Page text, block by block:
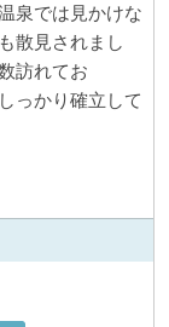
泉では見かけな
散見されまし
訪れてお
っかり確立して